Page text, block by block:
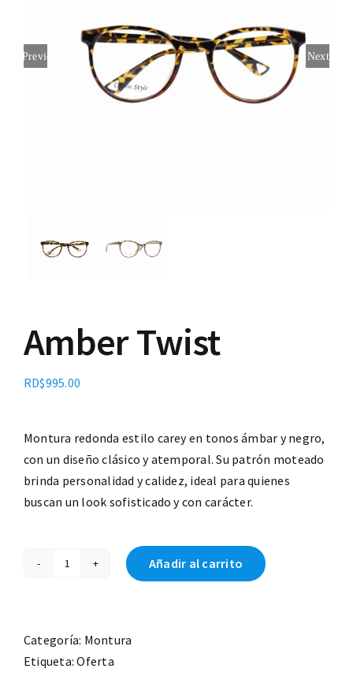
Contacto
Previous Next
Amber Twist
RD$995.00
Montura redonda estilo carey en tonos ámbar y negro,
con un diseño clásico y atemporal. Su patrón moteado
brinda personalidad y calidez, ideal para quienes
buscan un look sofisticado y con carácter.
Amber
Añadir al carrito
Categoría: Montura
Etiqueta:Oferta